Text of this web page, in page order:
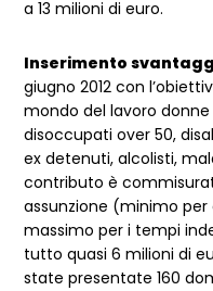
a 13 milioni di euro.
Inserimento
giugno 2012 con
mondo del lavoro
disoccupati over 50,
ex detenuti, alcolisti,
contributo è
assunzione (minimo
massimo per i tempi
tutto quasi 6 milioni di
state presentate 160